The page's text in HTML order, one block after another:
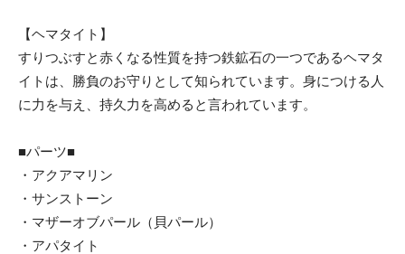
【ヘマタイト】
すりつぶすと赤くなる性質を持つ鉄鉱石の一つであるヘマタ
イトは、勝負のお守りとして知られています。身につける人
に力を与え、持久力を高めると言われています。
■パーツ■
・アクアマリン
・サンストーン
・マザーオブパール（貝パール）
・アパタイト